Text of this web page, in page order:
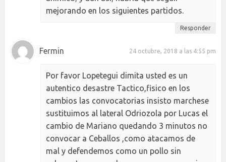
mejorando en los siguientes partidos.
Responder
Fermin 24 octubre, 2018 a las 4:55 pm
Por favor Lopetegui dimita usted es un
autentico desastre Tactico,fisico en los
cambios las convocatorias insisto marchese
sustituimos al lateral Odriozola por Lucas el
cambio de Mariano quedando 3 minutos no
convocar a Ceballos ,como atacamos de
mal y defendemos como un pollo sin